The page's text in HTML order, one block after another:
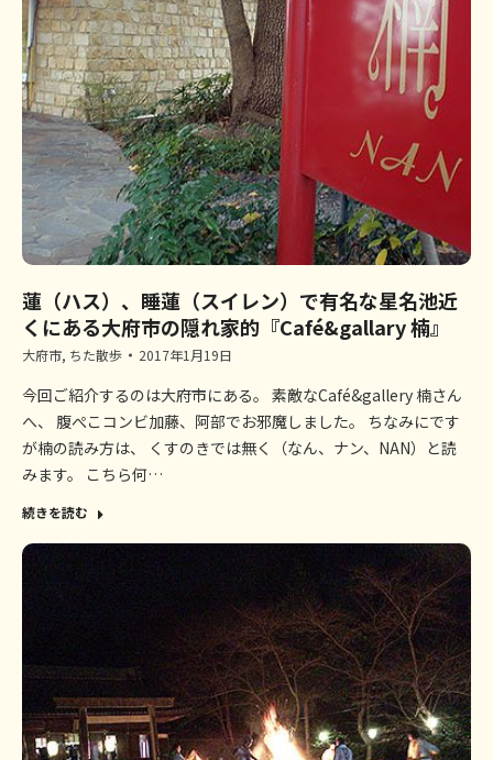
蓮（ハス）、睡蓮（スイレン）で有名な星名池近
くにある大府市の隠れ家的『Café&gallary 楠』
大府市, ちた散歩 2017年1月19日
今回ご紹介するのは大府市にある。 素敵なCafé&gallery 楠さん
へ、 腹ぺこコンビ加藤、阿部でお邪魔しました。 ちなみにです
が楠の読み方は、 くすのきでは無く（なん、ナン、NAN）と読
みます。 こちら何…
続きを読む